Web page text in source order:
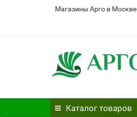
Магазины Арго в Москве
Каталог товаров